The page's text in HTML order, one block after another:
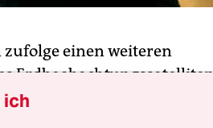
zufolge einen weiteren
ich